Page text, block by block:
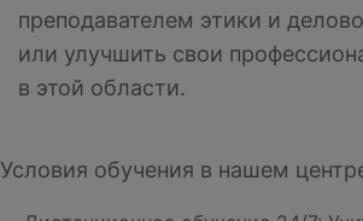
преподавателем этики и
или улучшить свои
в этой области.
Условия обучения в нашем